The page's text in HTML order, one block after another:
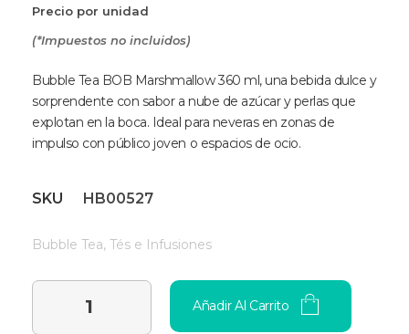
(*Impuestos no incluidos)
Precio por unidad
Bubble Tea BOB Marshmallow 360 ml, una bebida dulce y
sorprendente con sabor a nube de azúcar y perlas que
explotan en la boca. Ideal para neveras en zonas de
impulso con público joven o espacios de ocio.
Añadir Al Carrito
SKU HB00527
Bubble Tea, Tés e Infusiones